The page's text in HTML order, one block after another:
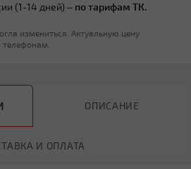
(1-14 дней) – по тарифам ТК.
измениться. Актуальную цену
телефонам.
ОПИСАНИЕ
И ОПЛАТА